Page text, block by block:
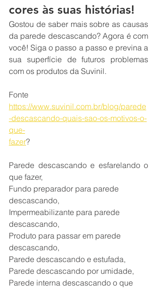
cores às suas histórias!
Gostou de saber mais sobre as causas
da parede descascando? Agora é com
você! Siga o passo a passo e previna a
sua superfície de futuros problemas
com os produtos da Suvinil.
https://www.suvinil.com.br/blog/parede
-descascando-quais-sao-os-motivos-o-
que-
fazer?
Parede descascando e esfarelando o
que fazer,
Fundo preparador para parede
descascando,
Impermeabilizante para parede
descascando,
Produto para passar em parede
descascando,
Parede descascando e estufada,
Parede descascando por umidade,
Parede interna descascando o que